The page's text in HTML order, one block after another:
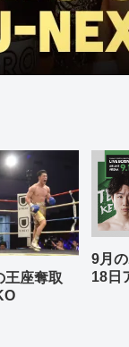
王座奪取
9月
18日